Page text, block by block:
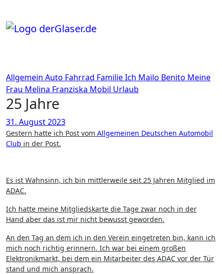
springen
Allgemein Auto Fahrrad FamilieIch Mailo Benito Meine
Frau Melina Franziska Mobil Urlaub
25 Jahre
31. August 2023
Gestern hatte ich Post vom Allgemeinen Deutschen Automobil
Club in der Post.
Es ist Wahnsinn, ich bin mittlerweile seit 25 Jahren Mitglied im
ADAC.
Ich hatte meine Mitgliedskarte die Tage zwar noch in der
Hand aber das ist mir nicht bewusst geworden.
An den Tag an dem ich in den Verein eingetreten bin, kann ich
mich noch richtig erinnern. Ich war bei einem großen
Elektronikmarkt, bei dem ein Mitarbeiter des ADAC vor der Tür
stand und mich ansprach.